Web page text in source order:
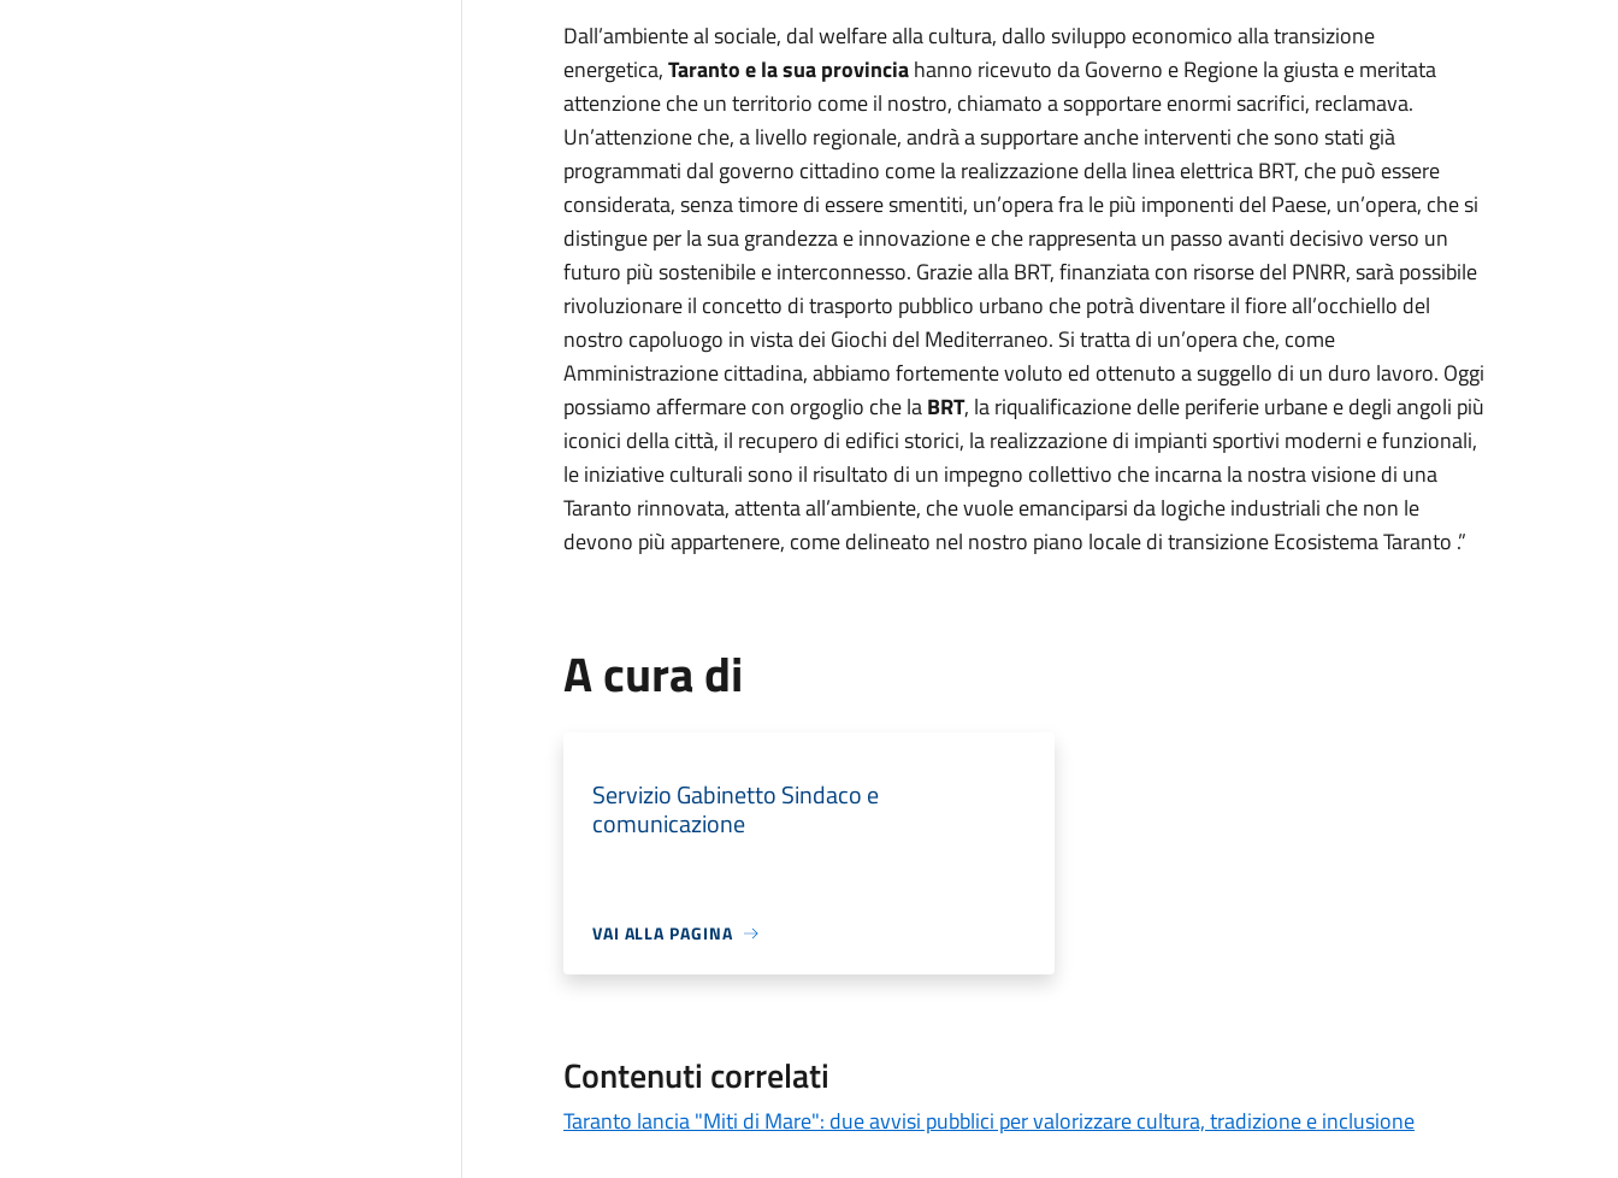
Dall’ambiente al sociale, dal welfare alla cultura, dallo sviluppo economico alla transizione
energetica,Taranto e la sua provinciahanno ricevuto da Governo e Regione la giusta e meritata
attenzione che un territorio come il nostro, chiamato a sopportare enormi sacrifici, reclamava.
Un’attenzione che, a livello regionale, andrà a supportare anche interventi che sono stati già
programmati dal governo cittadino come la realizzazione della linea elettrica BRT, che può essere
considerata, senza timore di essere smentiti, un’opera fra le più imponenti del Paese, un’opera, che si
distingue per la sua grandezza e innovazione e che rappresenta un passo avanti decisivo verso un
futuro più sostenibile e interconnesso. Grazie alla BRT, finanziata con risorse del PNRR, sarà possibile
rivoluzionare il concetto di trasporto pubblico urbano che potrà diventare il fiore all’occhiello del
nostro capoluogo in vista dei Giochi del Mediterraneo. Si tratta di un’opera che, come
Amministrazione cittadina, abbiamo fortemente voluto ed ottenuto a suggello di un duro lavoro. Oggi
possiamo affermare con orgoglio che laBRT, la riqualificazione delle periferie urbane e degli angoli più
iconici della città, il recupero di edifici storici, la realizzazione di impianti sportivi moderni e funzionali,
le iniziative culturali sono il risultato di un impegno collettivo che incarna la nostra visione di una
Taranto rinnovata, attenta all’ambiente, che vuole emanciparsi da logiche industriali che non le
devono più appartenere, come delineato nel nostro piano locale di transizione Ecosistema Taranto .”
A cura di
Servizio Gabinetto Sindaco e
comunicazione
VAI ALLA PAGINA
Contenuti correlati
Taranto lancia "Miti di Mare": due avvisi pubblici per valorizzare cultura, tradizione e inclusione